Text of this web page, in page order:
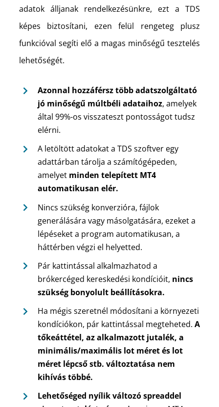
adatok álljanak rendelkezésünkre, ezt a TDS
képes biztosítani, ezen felül rengeteg plusz
funkcióval segíti elő a magas minőségű tesztelés
lehetőségét.
Azonnal hozzáférsz több adatszolgáltató
jó minőségű múltbéli adataihoz, amelyek
által 99%-os visszateszt pontosságot tudsz
elérni.
A letöltött adatokat a TDS szoftver egy
adattárban tárolja a számítógépeden,
amelyet minden telepített MT4
automatikusan elér.
Nincs szükség konverzióra, fájlok
generálására vagy másolgatására, ezeket a
lépéseket a program automatikusan, a
háttérben végzi el helyetted.
Pár kattintással alkalmazhatod a
brókercéged kereskedési kondícióit, nincs
szükség bonyolult beállításokra.
Ha mégis szeretnél módosítani a környezeti
kondíciókon, pár kattintással megteheted.A
tőkeáttétel, az alkalmazott jutalék, a
minimális/maximális lot méret és lot
méret lépcső stb. változtatása nem
kihívás többé.
Lehetőséged nyílik változó spreaddel